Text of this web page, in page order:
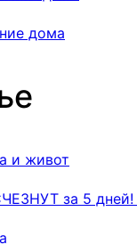
дома
за 5 дней!